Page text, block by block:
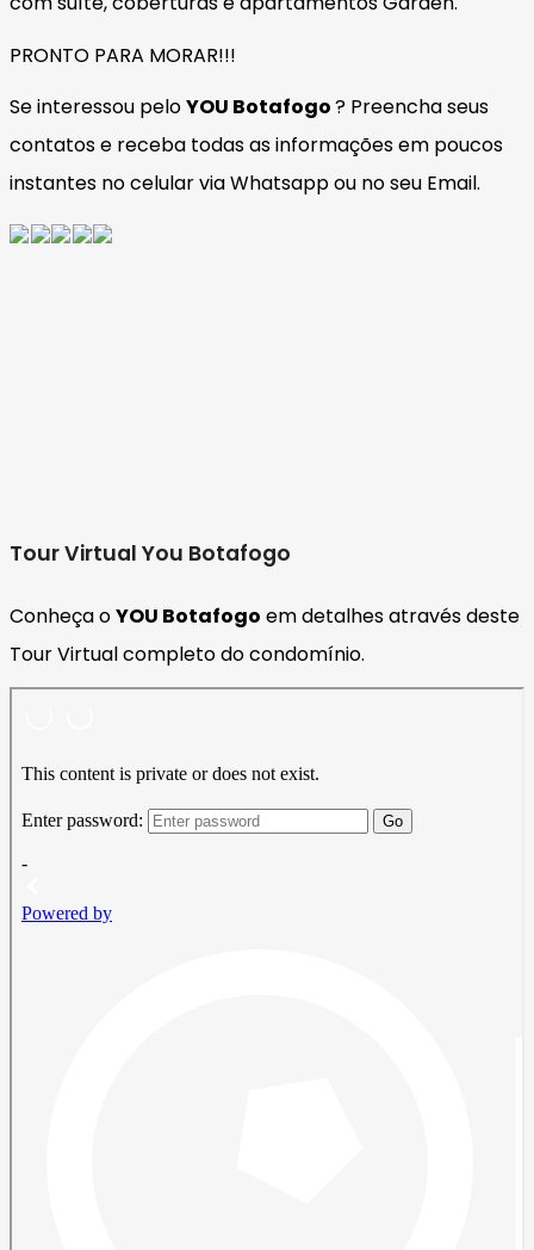
PRONTO PARA MORAR!!!
Se interessou peloYOU Botafogo? Preencha seus
contatos e receba todas as informações em poucos
instantes no celular via Whatsapp ou no seu Email.
Tour Virtual You Botafogo
Conheça oYOU Botafogo em detalhes através deste
Tour Virtual completo do condomínio.